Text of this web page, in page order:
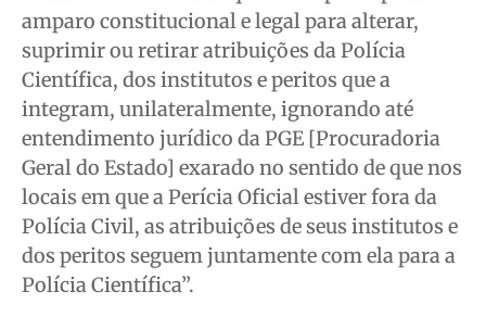
amparo constitucional e legal para alterar,
suprimir ou retirar atribuições da Polícia
Científica, dos institutos e peritos que a
integram, unilateralmente, ignorando até
entendimento jurídico da PGE [Procuradoria
Geral do Estado] exarado no sentido de que nos
locais em que a Perícia Oficial estiver fora da
Polícia Civil, as atribuições de seus institutos e
dos peritos seguem juntamente com ela para a
Polícia Científica”.